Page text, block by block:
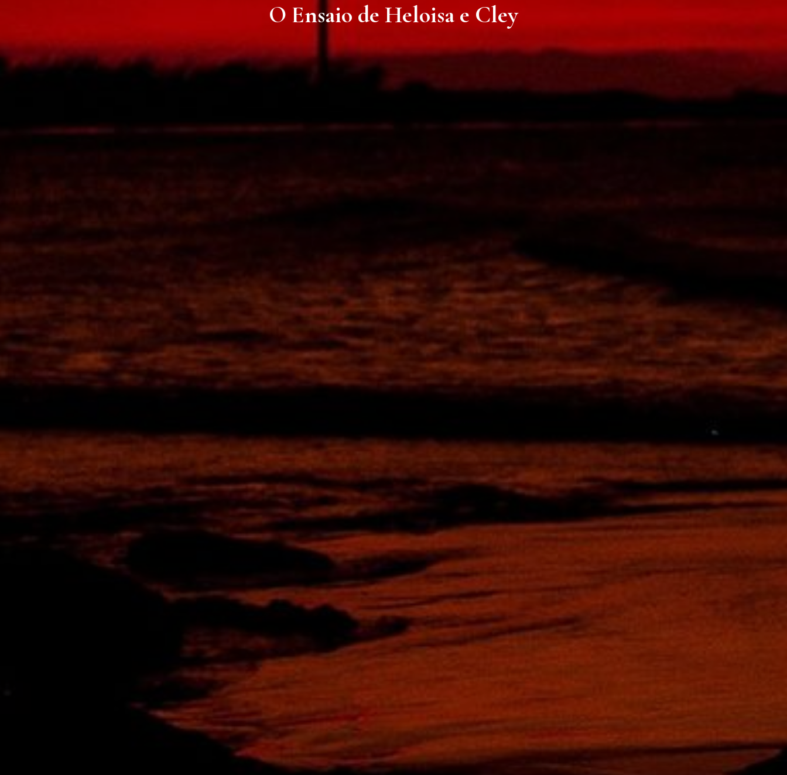
O Ensaio de Heloisa e Cley